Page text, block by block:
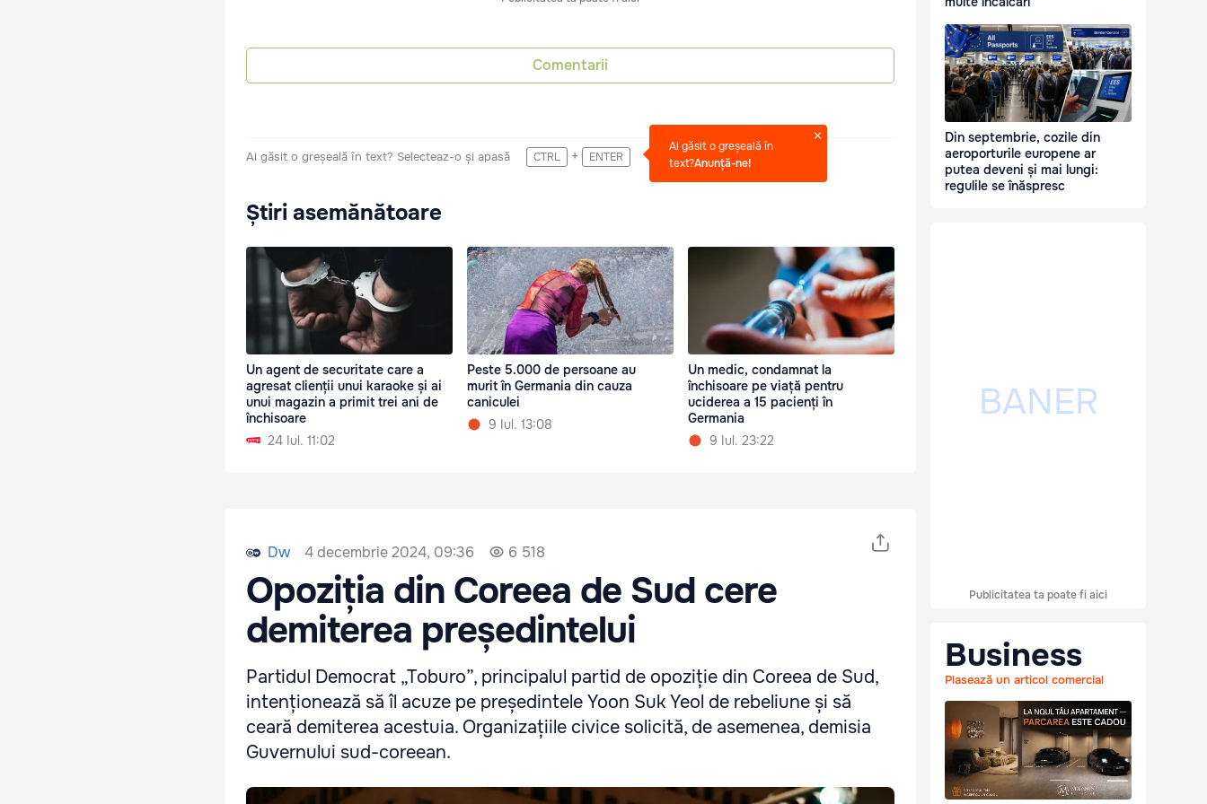
Comentarii
Ai găsit o greșeală în text? Selecteaz-o și apasă CTRL + ENTER
Ai găsit o greșeală în
text?Anunță-ne!
Știri asemănătoare
Un agent de securitate care a
agresat clienții unui karaoke și ai
unui magazin a primit trei ani de
închisoare
24 Iul. 11:02
Peste 5.000 de persoane au
murit în Germania din cauza
caniculei
9 Iul. 13:08
Un medic, condamnat la
închisoare pe viață pentru
uciderea a 15 pacienți în
Germania
9 Iul. 23:22
Dw 4 decembrie 2024, 09:36 6 518
Opoziția din Coreea de Sud cere
demiterea președintelui
Partidul Democrat „Toburo”, principalul partid de opoziție din Coreea de Sud,
intenționează să îl acuze pe președintele Yoon Suk Yeol de rebeliune și să
ceară demiterea acestuia. Organizațiile civice solicită, de asemenea, demisia
Guvernului sud-coreean.
Din septembrie, cozile din
aeroporturile europene ar
putea deveni și mai lungi:
regulile se înăspresc
Publicitatea ta poate fi aici
Business
Plasează un articol comercial